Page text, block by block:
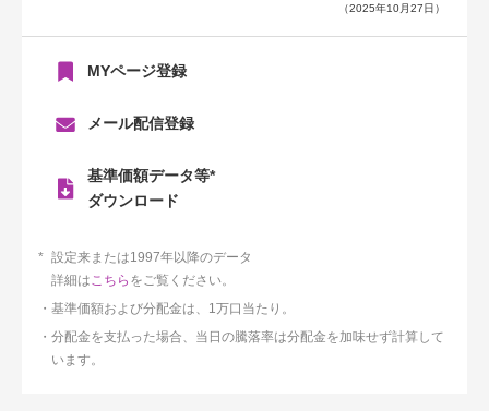
（2025年10月27日）
MYページ登録
メール配信登録
基準価額データ等*
ダウンロード
設定来または1997年以降のデータ
詳細はこちら をご覧ください。
基準価額および分配金は、1万口当たり。
分配金を支払った場合、当日の騰落率は分配金を加味せず計算して
います。